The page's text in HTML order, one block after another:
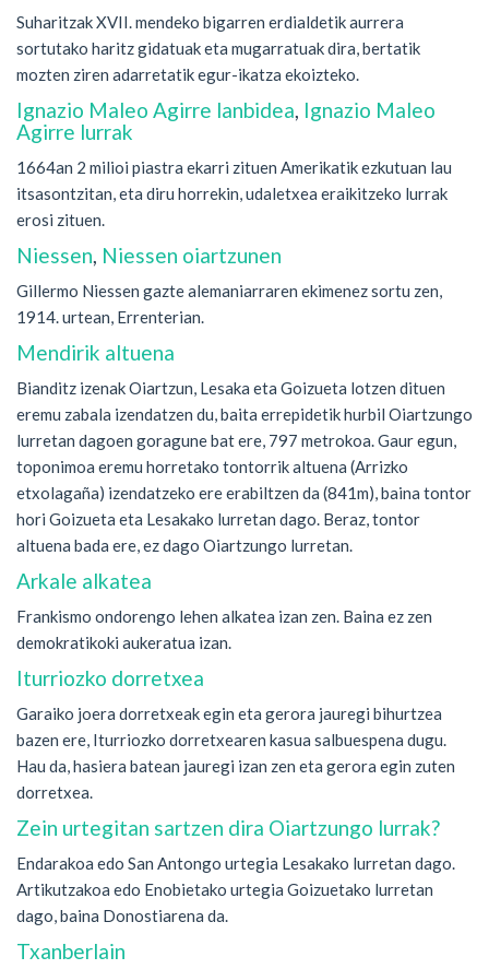
Suharitzak XVII. mendeko bigarren erdialdetik aurrera
sortutako haritz gidatuak eta mugarratuak dira, bertatik
mozten ziren adarretatik egur-ikatza ekoizteko.
Ignazio Maleo Agirre lanbidea Ignazio Maleo
Agirre lurrak
1664an 2 milioi piastra ekarri zituen Amerikatik ezkutuan lau
itsasontzitan, eta diru horrekin, udaletxea eraikitzeko lurrak
erosi zituen.
Niessen Niessen oiartzunen
Gillermo Niessen gazte alemaniarraren ekimenez sortu zen,
1914. urtean, Errenterian.
Mendirik altuena
Bianditz izenak Oiartzun, Lesaka eta Goizueta lotzen dituen
eremu zabala izendatzen du, baita errepidetik hurbil Oiartzungo
lurretan dagoen goragune bat ere, 797 metrokoa. Gaur egun,
toponimoa eremu horretako tontorrik altuena (Arrizko
etxolagaña) izendatzeko ere erabiltzen da (841m), baina tontor
hori Goizueta eta Lesakako lurretan dago. Beraz, tontor
altuena bada ere, ez dago Oiartzungo lurretan.
Arkale alkatea
Frankismo ondorengo lehen alkatea izan zen. Baina ez zen
demokratikoki aukeratua izan.
Iturriozko dorretxea
Garaiko joera dorretxeak egin eta gerora jauregi bihurtzea
bazen ere, Iturriozko dorretxearen kasua salbuespena dugu.
Hau da, hasiera batean jauregi izan zen eta gerora egin zuten
dorretxea.
Zein urtegitan sartzen dira Oiartzungo lurrak?
Endarakoa edo San Antongo urtegia Lesakako lurretan dago.
Artikutzakoa edo Enobietako urtegia Goizuetako lurretan
dago, baina Donostiarena da.
Txanberlain